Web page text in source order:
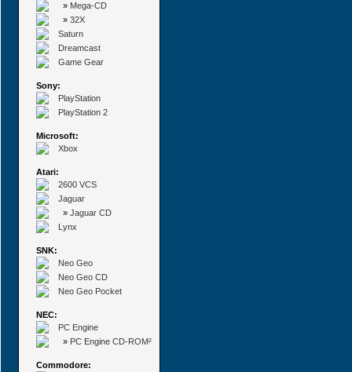
» Mega-CD
» 32X
Saturn
Dreamcast
Game Gear
Sony:
PlayStation
PlayStation 2
Microsoft:
Xbox
Atari:
2600 VCS
Jaguar
» Jaguar CD
Lynx
SNK:
Neo Geo
Neo Geo CD
Neo Geo Pocket
NEC:
PC Engine
» PC Engine CD-ROM²
Commodore: